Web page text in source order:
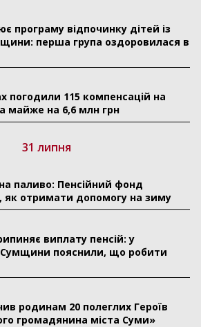
програму відпочинку дітей із
перша група оздоровилася в
погодили 115 компенсацій на
майже на 6,6 млн грн
31 липня
паливо: Пенсійний фонд
отримати допомогу на зиму
виплату пенсій: у
Сумщини пояснили, що робити
родинам 20 полеглих Героїв
громадянина міста Суми»